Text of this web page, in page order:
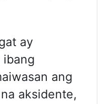
ay
ibang
ang
aksidente,